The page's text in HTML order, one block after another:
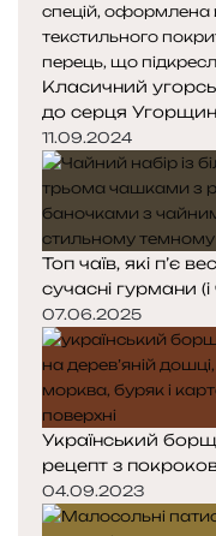
Класичний
до серця
11.09.2024
Топ чаїв, які п’є
сучасні гурмани
07.06.2025
Український
рецепт з
04.09.2023